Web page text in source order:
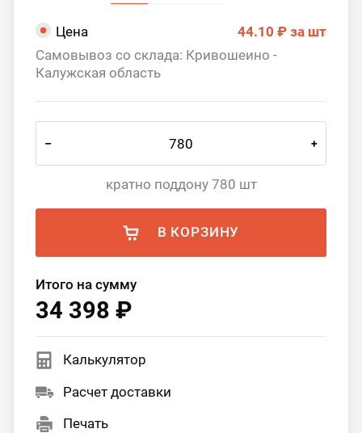
Цена 44.10 ₽ за шт
Самовывоз со склада: Кривошеино -
Калужская область
– +
кратно поддону 780 шт
В КОРЗИНУ
Итого на сумму
34 398 ₽
Калькулятор
Расчет доставки
Печать